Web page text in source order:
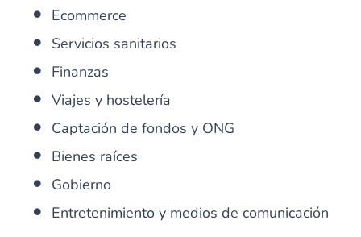
Ecommerce
Servicios sanitarios
Finanzas
Viajes y hostelería
Captación de fondos y ONG
Bienes raíces
Gobierno
Entretenimiento y medios de comunicación